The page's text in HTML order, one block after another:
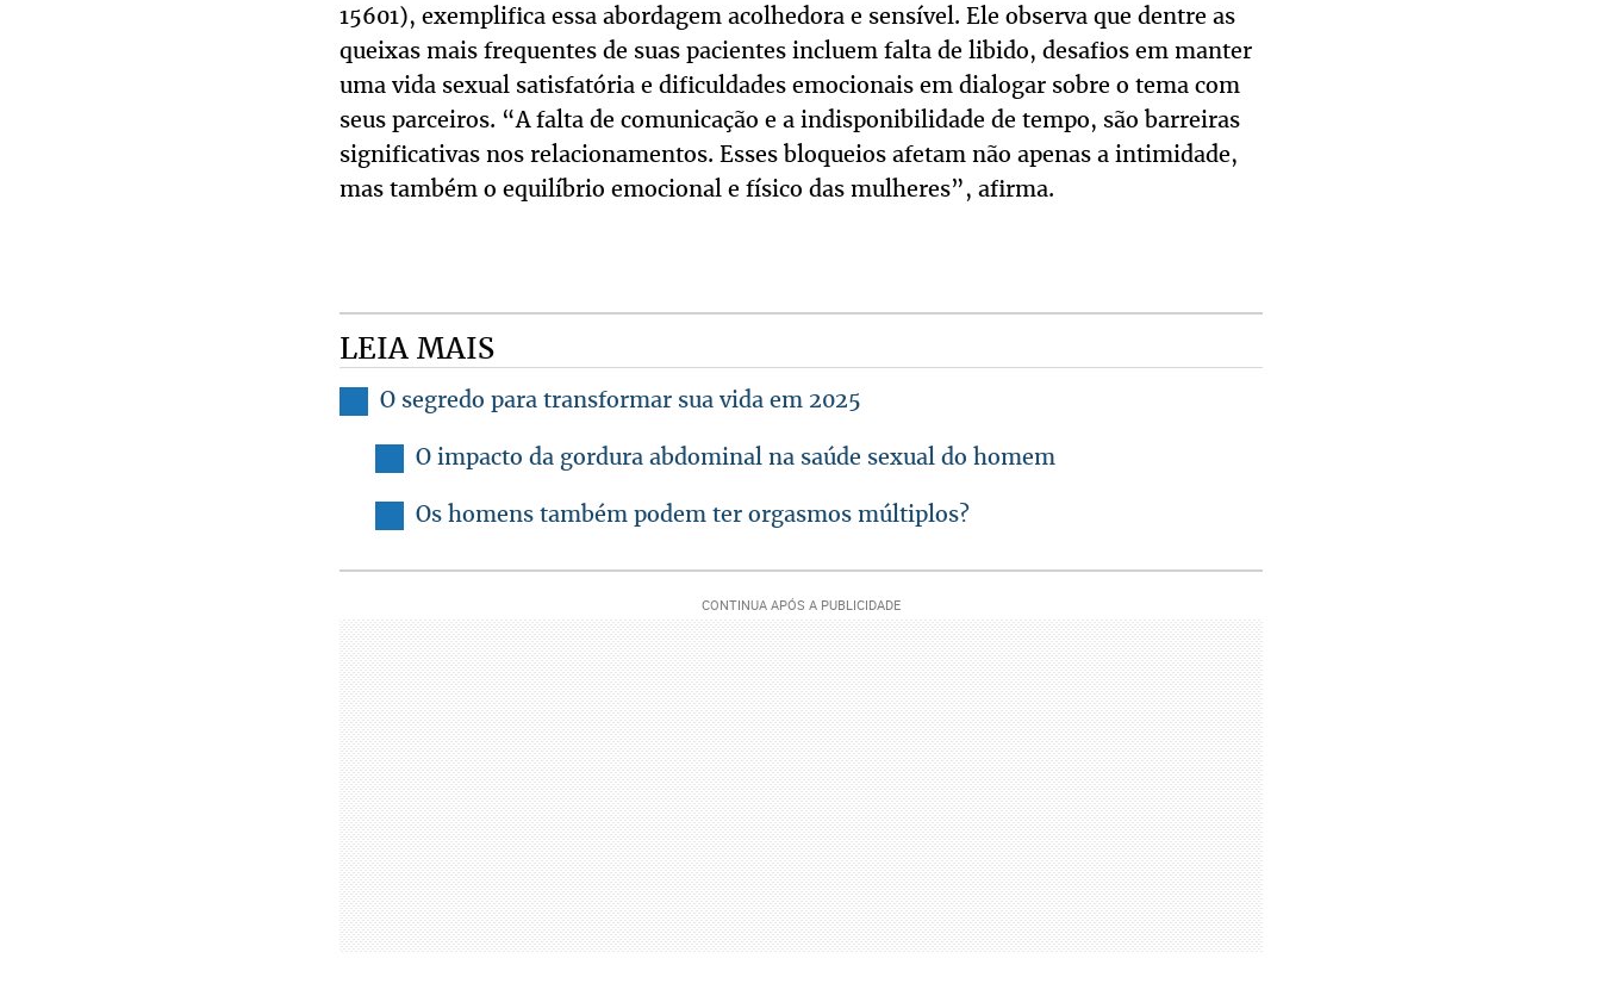
15601), exemplifica essa abordagem acolhedora e sensível. Ele observa que dentre as
queixas mais frequentes de suas pacientes incluem falta de libido, desafios em manter
uma vida sexual satisfatória e dificuldades emocionais em dialogar sobre o tema com
seus parceiros. “A falta de comunicação e a indisponibilidade de tempo, são barreiras
significativas nos relacionamentos. Esses bloqueios afetam não apenas a intimidade,
mas também o equilíbrio emocional e físico das mulheres”, afirma.
LEIA MAIS
O segredo para transformar sua vida em 2025
O impacto da gordura abdominal na saúde sexual do homem
Os homens também podem ter orgasmos múltiplos?